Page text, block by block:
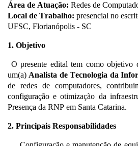
Área de Atuação: Redes de
Local de Trabalho: presencial no
UFSC, Florianópolis - SC
1. Objetivo
O presente edital tem como objetivo
um(a) Analista de Tecnologia da
de redes de computadores,
configuração e otimização da
Presença da RNP em Santa Catarina.
2. Principais Responsabilidades